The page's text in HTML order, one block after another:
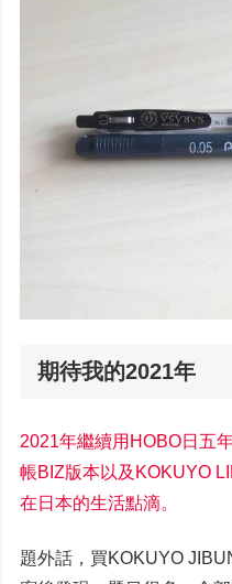
期待我的2021年
2021年繼續用HOBO日五
帳BIZ版本以及KOKUYO
在日本的生活點滴。
題外話，買KOKUYO